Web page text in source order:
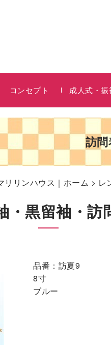
コンセプト 成人式・振
訪
リリンハウス｜ホーム > レ
・黒留袖・訪
品番：訪夏9
8寸
ブルー